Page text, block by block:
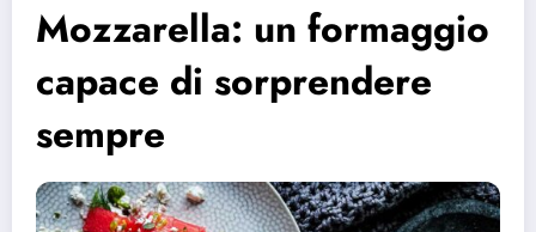
Mozzarella: un formaggio
capace di sorprendere
sempre